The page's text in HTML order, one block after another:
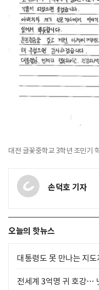
대전 글꽃중학교 3학년 조민기
손덕호 기자
오늘의 핫뉴스
대통령도 못 만나는 지
전세계 3억명 귀 호강…